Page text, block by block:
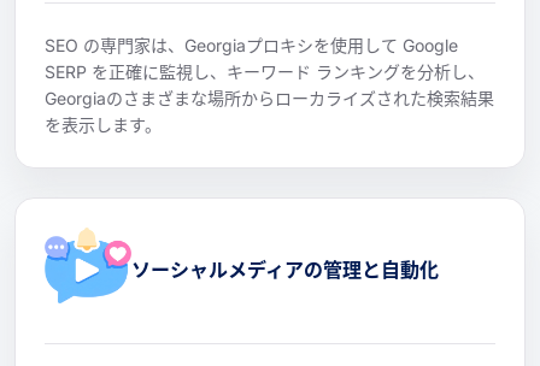
SEO の専門家は、Georgiaプロキシを使用して Google
SERP を正確に監視し、キーワード ランキングを分析し、
Georgiaのさまざまな場所からローカライズされた検索結果
を表示します。
ソーシャルメディアの管理と自動化